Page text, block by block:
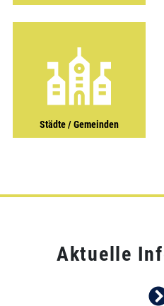
Städte / Gemeinden
Aktuelle